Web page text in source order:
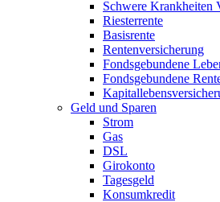
Schwere Krankheiten
Riesterrente
Basisrente
Rentenversicherung
Fondsgebundene
Fondsgebundene
Geld und Sparen
Strom
Gas
DSL
Girokonto
Tagesgeld
Konsumkredit